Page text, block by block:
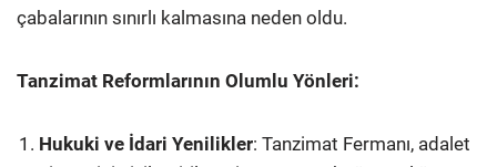
çabalarının sınırlı kalmasına neden oldu.
Tanzimat Reformlarının Olumlu Yönleri:
Hukuki ve İdari Yenilikler: Tanzimat Fermanı, adalet